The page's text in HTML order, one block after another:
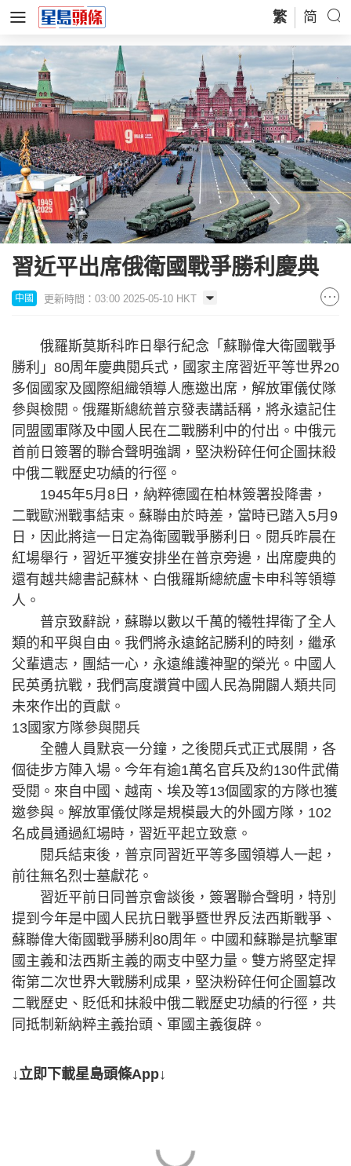
繁 简
習近平出席俄衛國戰爭勝利慶典
中國 更新時間：03:00 2025-05-10 HKT
俄羅斯莫斯科昨日舉行紀念「蘇聯偉大衛國戰爭
勝利」80周年慶典閱兵式，國家主席習近平等世界20
多個國家及國際組織領導人應邀出席，解放軍儀仗隊
參與檢閱。俄羅斯總統普京發表講話稱，將永遠記住
同盟國軍隊及中國人民在二戰勝利中的付出。中俄元
首前日簽署的聯合聲明強調，堅決粉碎任何企圖抹殺
中俄二戰歷史功績的行徑。
1945年5月8日，納粹德國在柏林簽署投降書，
二戰歐洲戰事結束。蘇聯由於時差，當時已踏入5月9
日，因此將這一日定為衛國戰爭勝利日。閱兵昨晨在
紅場舉行，習近平獲安排坐在普京旁邊，出席慶典的
還有越共總書記蘇林、白俄羅斯總統盧卡申科等領導
人。
普京致辭說，蘇聯以數以千萬的犧牲捍衛了全人
類的和平與自由。我們將永遠銘記勝利的時刻，繼承
父輩遺志，團結一心，永遠維護神聖的榮光。中國人
民英勇抗戰，我們高度讚賞中國人民為開闢人類共同
未來作出的貢獻。
13國家方隊參與閱兵
全體人員默哀一分鐘，之後閱兵式正式展開，各
個徒步方陣入場。今年有逾1萬名官兵及約130件武備
受閱。來自中國、越南、埃及等13個國家的方隊也獲
邀參與。解放軍儀仗隊是規模最大的外國方隊，102
名成員通過紅場時，習近平起立致意。
閱兵結束後，普京同習近平等多國領導人一起，
前往無名烈士墓獻花。
習近平前日同普京會談後，簽署聯合聲明，特別
提到今年是中國人民抗日戰爭暨世界反法西斯戰爭、
蘇聯偉大衛國戰爭勝利80周年。中國和蘇聯是抗擊軍
國主義和法西斯主義的兩支中堅力量。雙方將堅定捍
衛第二次世界大戰勝利成果，堅決粉碎任何企圖篡改
二戰歷史、貶低和抹殺中俄二戰歷史功績的行徑，共
同抵制新納粹主義抬頭、軍國主義復辟。
↓立即下載星島頭條App↓